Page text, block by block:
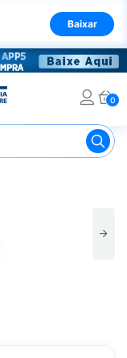
Baixar
0
Creme de